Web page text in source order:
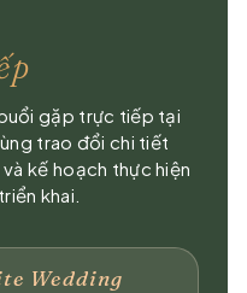
gặp trực tiếp tại
trao đổi chi tiết
kế hoạch thực hiện
khai.
Wedding